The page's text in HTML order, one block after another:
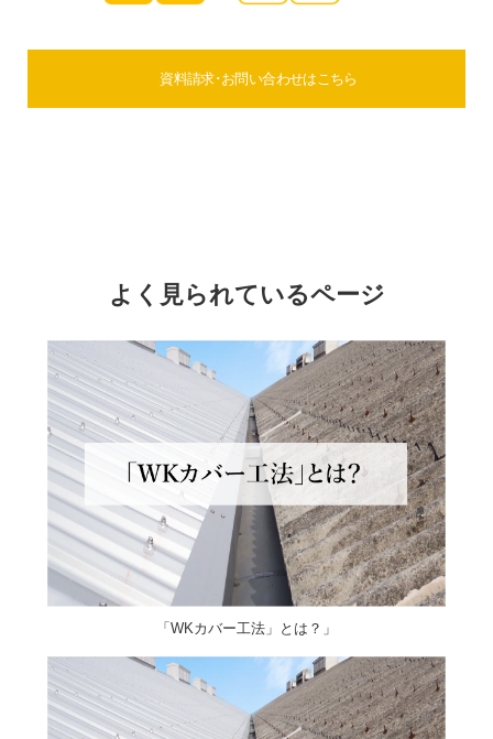
資料請求･お問い合わせはこちら
よく見られているページ
「WKカバー工法」とは？」